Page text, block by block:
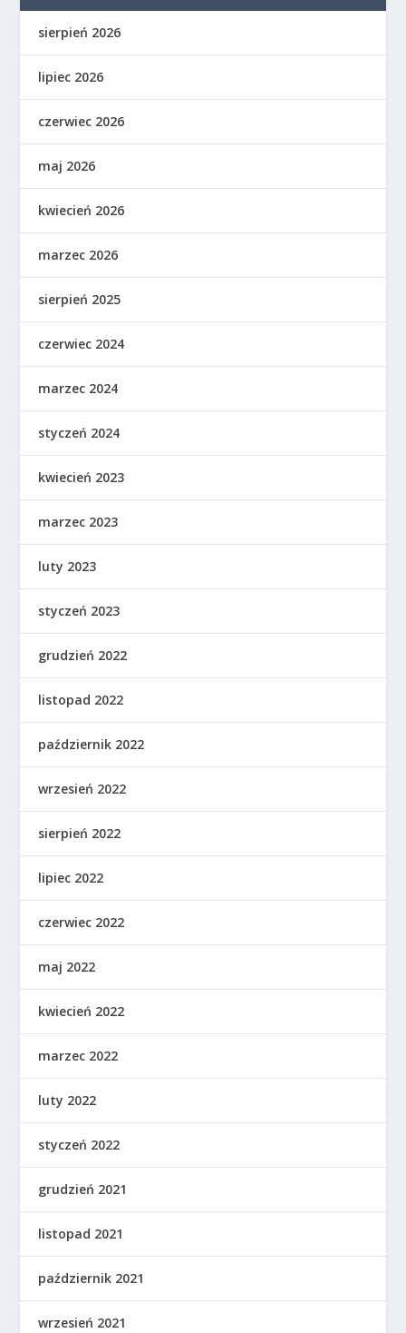
sierpień 2026
lipiec 2026
czerwiec 2026
maj 2026
kwiecień 2026
marzec 2026
sierpień 2025
czerwiec 2024
marzec 2024
styczeń 2024
kwiecień 2023
marzec 2023
luty 2023
styczeń 2023
grudzień 2022
listopad 2022
październik 2022
wrzesień 2022
sierpień 2022
lipiec 2022
czerwiec 2022
maj 2022
kwiecień 2022
marzec 2022
luty 2022
styczeń 2022
grudzień 2021
listopad 2021
październik 2021
wrzesień 2021